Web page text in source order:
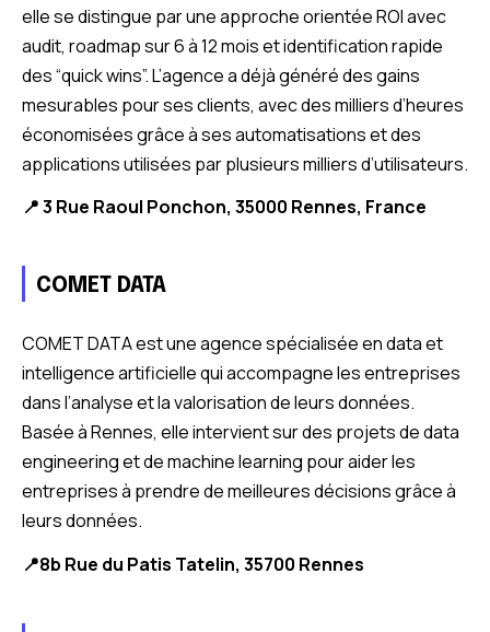
elle se distingue par une approche orientée ROI avec
audit, roadmap sur 6 à 12 mois et identification rapide
des “quick wins”. L’agence a déjà généré des gains
mesurables pour ses clients, avec des milliers d’heures
économisées grâce à ses automatisations et des
applications utilisées par plusieurs milliers d’utilisateurs.
📍 3 Rue Raoul Ponchon, 35000 Rennes, France
COMET DATA
COMET DATA est une agence spécialisée en data et
intelligence artificielle qui accompagne les entreprises
dans l’analyse et la valorisation de leurs données.
Basée à Rennes, elle intervient sur des projets de data
engineering et de machine learning pour aider les
entreprises à prendre de meilleures décisions grâce à
leurs données.
📍8b Rue du Patis Tatelin, 35700 Rennes